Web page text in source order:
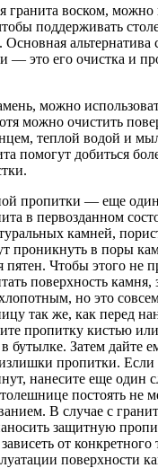
гранита воском, можно
поддерживать
альтернатива
— это его очистка и
можно
можно очистить
теплой водой и
помогут добиться
пропитки — еще
в первозданном
камней,
проникнуть в поры
пятен. Чтобы этого не
поверхность камня,
но это
так же, как перед
пропитку кистью
бутылке. Затем дайте
пропитки. Если
нанесите еще один
постоять не
В случае с
защитную
от конкретного
поверхности